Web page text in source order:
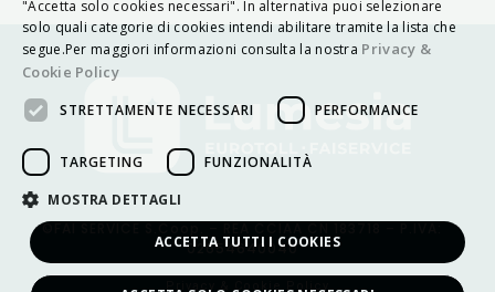
©FAI SERVICE S.Coop. – REA CCIAA CN 183718 – P.IVA:
02654640040
POLSKI
PORTUGUÊS
"Accetta solo cookies necessari". In alternativa puoi selezionare
solo quali categorie di cookies intendi abilitare tramite la lista che
segue.Per maggiori informazioni consulta la nostra Privacy &
Cookie Policy
STRETTAMENTE NECESSARI PERFORMANCE
TARGETING FUNZIONALITÀ
MOSTRA DETTAGLI
ACCETTA TUTTI I COOKIES